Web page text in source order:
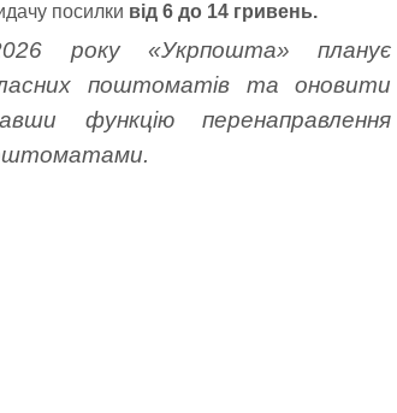
посилки від 6 до 14 гривень.
року «Укрпошта» планує
поштоматів та оновити
функцію перенаправлення